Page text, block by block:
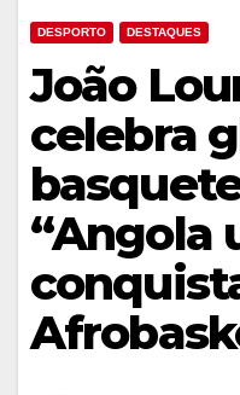
DESPORTO DESTAQUES
João
celebra
“Angola